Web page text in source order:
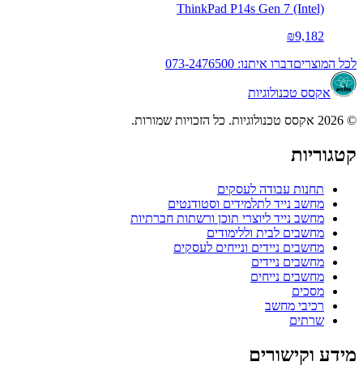
ThinkPad P14s Gen 7 (Intel)
₪9,182
לכל המוצריםדברו איתנו: 073-2476500
אקסס טכנולוגיות
© 2026 אקסס טכנולוגיות. כל הזכויות שמורות.
קטגוריות
תחנות עבודה לעסקים
מחשב נייד לתלמידים וסטודנטים
מחשב נייד ליוצרי תוכן ורשתות חברתיות
מחשבים לבית וללימודים
מחשבים ניידים ונייחים לעסקים
מחשבים ניידים
מחשבים נייחים
מסכים
רכיבי מחשב
שרתים
מידע וקישורים